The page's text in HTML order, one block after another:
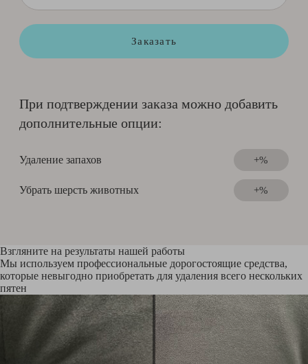
Заказать
При подтверждении заказа можно добавить
дополнительные опции:
Удаление запахов +%
Убрать шерсть животных +%
Взгляните на результаты нашей работы
Мы используем профессиональные дорогостоящие средства,
которые невыгодно приобретать для удаления всего нескольких
пятен